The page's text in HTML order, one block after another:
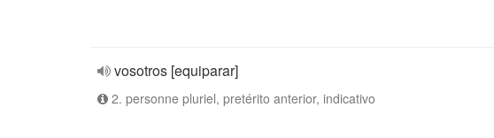
vosotros [equiparar]
2. personne pluriel, pretérito anterior, indicativo